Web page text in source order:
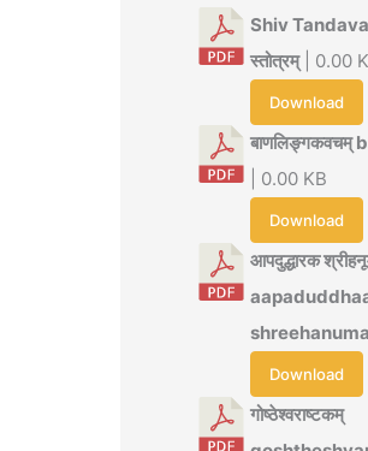
Shiv Tandava
स्तोत्रम्| 0.00
Download
| 0.00 KB
Download
आपदुद्धारक
Download
गोष्ठेश्वराष्टकम्